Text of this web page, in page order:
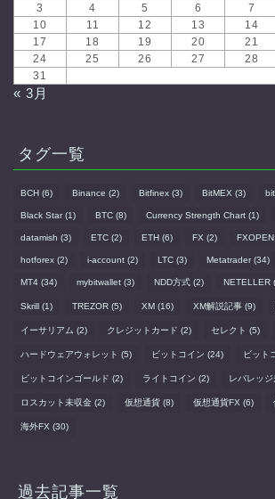
3
4 5 6 7
10
11 12 13 14
17
18 19 20 21
24
25 26 27 28
31
« 3月
タグ一覧
BCH (6) Binance (2) Bitfinex (3) BitMEX (3)
Black Star(1) BTC (8) Currency Strength Chart (1)
datamish (3) ETC (2) ETH (6) FX (2) FXOPEN
hotforex (2) i-account (2) LTC (3) Metatrader(34)
MT4 (34) mybitwallet (3) NDD方式 (2) NETELLER
Skrill (1) TREZOR (5) XM (16) XM解説記事 (9)
イーサリアム (2) クレジットカード (2) セレクト (5)
ハードウェアウォレット (5) ビットコイン (24) ビット
ビットコインゴールド (2) ライトコイン (2) レバレッジ
ロスカット未収金 (2) 仮想通貨 (8) 仮想通貨FX (6)
海外FX (30)
過去記事一覧